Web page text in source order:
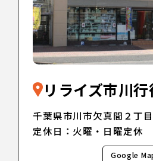
リライズ市川
千葉県市川市欠真間２丁
定休日：火曜・日曜定休
Google